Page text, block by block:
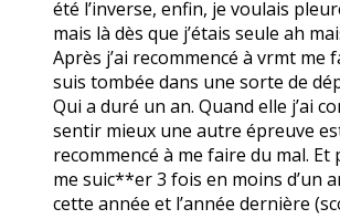
été l’inverse, enfin, je voulais
mais là dès que j’étais seule ah
Après j’ai recommencé à vrmt me
suis tombée dans une sorte de
Qui a duré un an. Quand elle j’ai
sentir mieux une autre épreuve
recommencé à me faire du mal. Et
me suic**er 3 fois en moins d’un
cette année et l’année dernière